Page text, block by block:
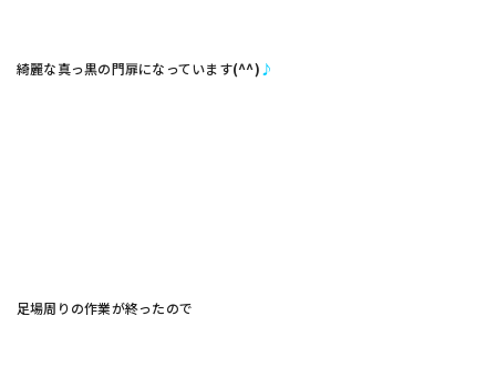
綺麗な真っ黒の門扉になっています(^^) ♪
足場周りの作業が終ったので